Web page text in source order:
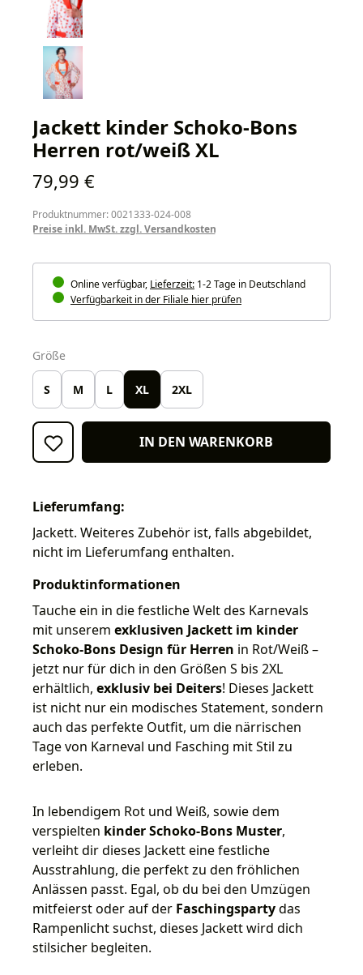
Jackett kinder Schoko-Bons
Herren rot/weiß XL
Regulärer Preis:
79,99 €
Produktnummer: 0021333-024-008
Preise inkl. MwSt. zzgl. Versandkosten
Online verfügbar, Lieferzeit: 1-2 Tage in Deutschland
Verfügbarkeit in der Filiale hier prüfen
Größe
S M L XL 2XL
IN DEN WARENKORB
Lieferumfang:
Jackett. Weiteres Zubehör ist, falls abgebildet,
nicht im Lieferumfang enthalten.
Produktinformationen
Tauche ein in die festliche Welt des Karnevals
mit unserem exklusiven Jackett im kinder
Schoko-Bons Design für Herren in Rot/Weiß –
jetzt nur für dich in den Größen S bis 2XL
erhältlich, exklusiv bei Deiters! Dieses Jackett
ist nicht nur ein modisches Statement, sondern
auch das perfekte Outfit, um die närrischen
Tage von Karneval und Fasching mit Stil zu
erleben.
In lebendigem Rot und Weiß, sowie dem
verspielten kinder Schoko-Bons Muster,
verleiht dir dieses Jackett eine festliche
Ausstrahlung, die perfekt zu den fröhlichen
Anlässen passt. Egal, ob du bei den Umzügen
mitfeierst oder auf der Faschingspartydas
Rampenlicht suchst, dieses Jackett wird dich
stilsicher begleiten.